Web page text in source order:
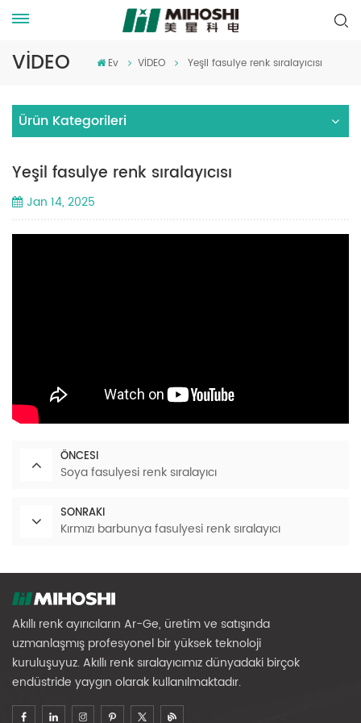
VİDEO Ev VİDEO Yeşil fasulye renk sıralayıcısı
Ürün Kategorileri
Yeşil fasulye renk sıralayıcısı
Jan 14, 2025
ÖNCESI
Soya fasulyesi renk sıralayıcı
SONRAKI
Kırmızı barbunya fasulyesi renk sıralayıcı
Akıllı renk ayırıcıların Ar-Ge, üretim ve satışında
uzmanlaşmış profesyonel bir yüksek teknoloji
kuruluşuyuz. Akıllı renk sıralayıcımız dünyadaki birçok
endüstride yaygın olarak kullanılmaktadır.